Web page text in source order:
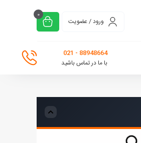
ورود / عضویت
0
88948664 - 021
با ما در تماس باشید